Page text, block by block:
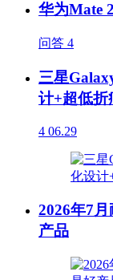
华为Mate
问答 4
三星
计+超低折
4 06.29
2026年7
产品